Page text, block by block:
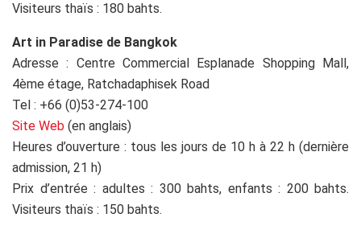
Visiteurs thaïs : 180 bahts.
Art in Paradise de Bangkok
Adresse : Centre Commercial Esplanade Shopping Mall,
4ème étage, Ratchadaphisek Road
Tel : +66 (0)53-274-100
Site Web (en anglais)
Heures d’ouverture : tous les jours de 10 h à 22 h (dernière
admission, 21 h)
Prix d’entrée : adultes : 300 bahts, enfants : 200 bahts.
Visiteurs thaïs : 150 bahts.